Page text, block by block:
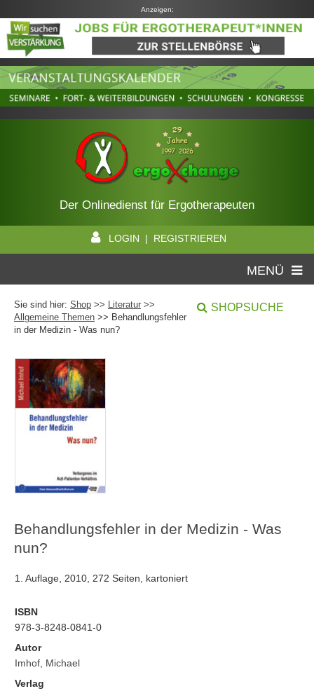
Anzeigen:
Der Onlinedienst für Ergotherapeuten
LOGIN | REGISTRIEREN
MENÜ
Sie sind hier: Shop >> Literatur >>
Allgemeine Themen >> Behandlungsfehler
in der Medizin - Was nun?
SHOPSUCHE
Behandlungsfehler in der Medizin - Was
nun?
1. Auflage, 2010, 272 Seiten, kartoniert
ISBN
978-3-8248-0841-0
Autor
Imhof, Michael
Verlag